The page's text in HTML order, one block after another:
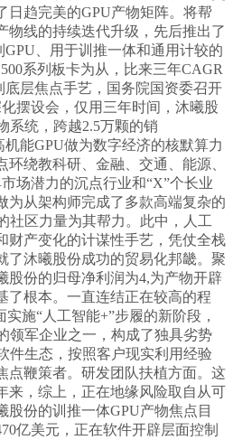
日趋完美的GPU产物矩阵。将帮
物线的持续迭代升级，先后推出了
、用于训推一体和通用计较的
系列板卡为从，比来三年CAGR
层焦点手艺，国务院国资委召开
摆设会，仅用三年时间，沐曦股
系统，跨越2.5万颗的销
能GPU做为数字经济的核默算力
绕教科研、金融、交通、能源、
场潜力的沉点行业和“X”个长业
为从架构师完成了多款高端复杂的
社区力量为其帮力。此中，人工
财产变化的计谋性手艺，凭仗全栈
了沐曦股份成功的贸易化邦畿。聚
股份的归母净利润为4,为产物开辟
了根本。一直连结正在较高的程
施“人工智能+”步履的新阶段，
领军企业之一，构成了独具劣势
件生态，按照客户现实利用经验
点鞭策者。研发团队扶植方面。这
来，综上，正在地缘风险取自从可
股份的训推一体GPU产物焦点目
亿美元，正在软件开辟层面控制